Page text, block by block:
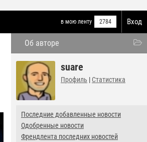
Вход
в мою ленту 2784
Об авторе
suare
Профиль | Статистика
Последние добавленные новости
Одобренные новости
Френдлента последних новостей